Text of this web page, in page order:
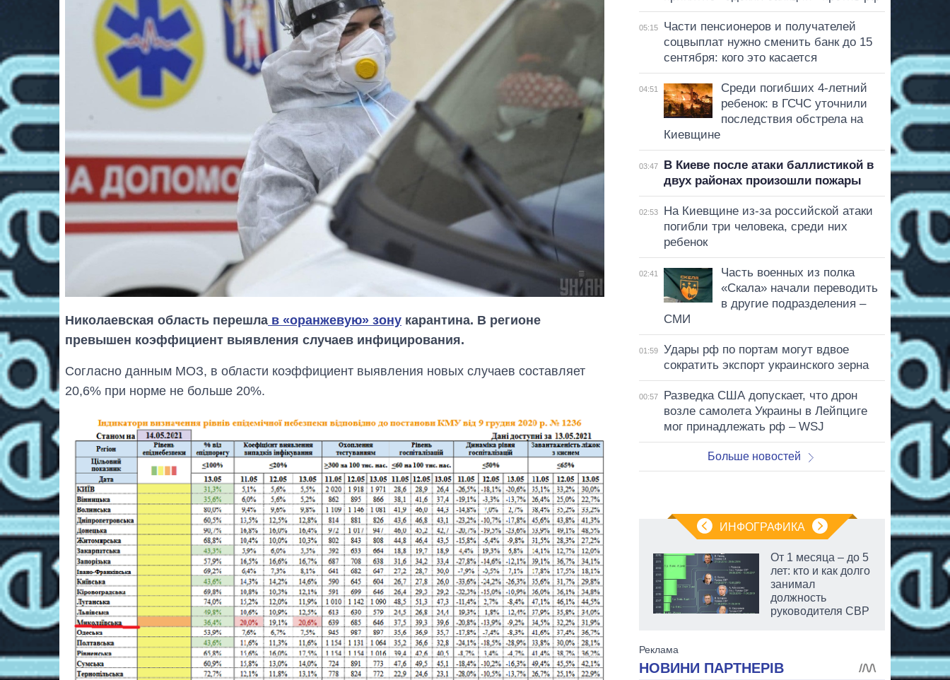
Николаевская область перешла в «оранжевую» зону карантина. В регионе
превышен коэффициент выявления случаев инфицирования.
Согласно данным МОЗ, в области коэффициент выявления новых случаев составляет
20,6% при норме не больше 20%.
05:15
Части пенсионеров и получателей
соцвыплат нужно сменить банк до 15
сентября: кого это касается
04:51
Среди погибших 4-летний
ребенок: в ГСЧС уточнили
последствия обстрела на
Киевщине
03:47
В Киеве после атаки баллистикой в
двух районах произошли пожары
02:53
На Киевщине из-за российской атаки
погибли три человека, среди них
ребенок
02:41
Часть военных из полка
«Скала» начали переводить
в другие подразделения –
СМИ
01:59
Удары рф по портам могут вдвое
сократить экспорт украинского зерна
00:57
Разведка США допускает, что дрон
возле самолета Украины в Лейпциге
мог принадлежать рф – WSJ
Больше новостей
ИНФОГРАФИКА
Сколько
картофеля
выращивали в
Украине до и во
время большой
войны
От 1 месяца – до 5
лет: кто и как долго
занимал
должность
руководителя СВР